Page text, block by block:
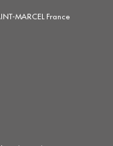
MARCEL France